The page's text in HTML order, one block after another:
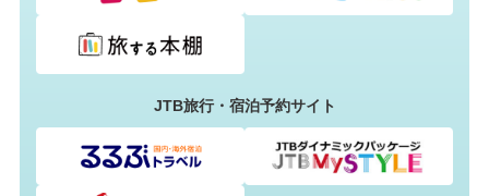
JTB旅行・宿泊予約サイト